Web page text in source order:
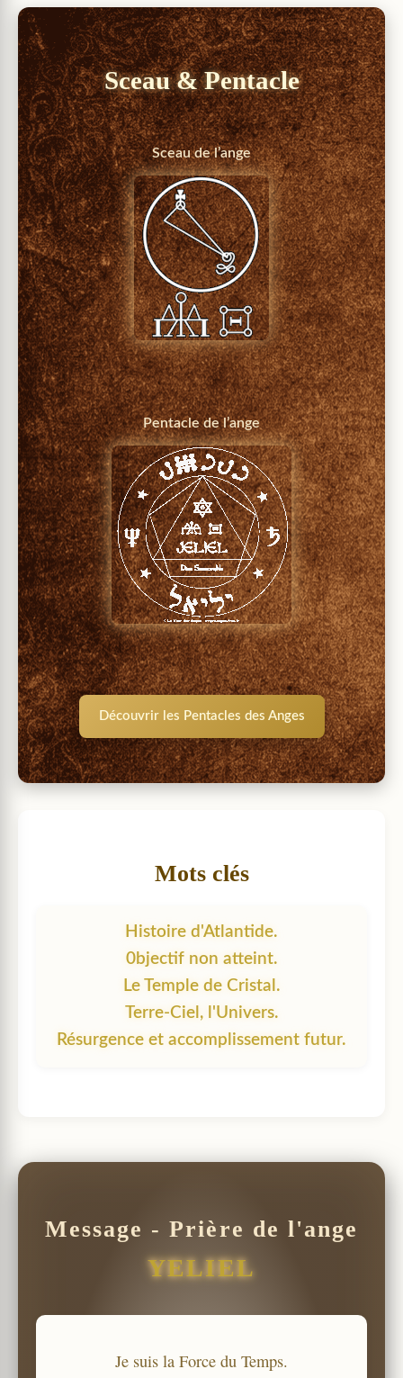
Sceau & Pentacle
Sceau de l’ange
Pentacle de l’ange
Découvrir les Pentacles des Anges
Mots clés
Histoire d'Atlantide.
0bjectif non atteint.
Le Temple de Cristal.
Terre-Ciel, l'Univers.
Résurgence et accomplissement futur.
Message - Prière de l'ange
YELIEL
Je suis la Force du Temps.